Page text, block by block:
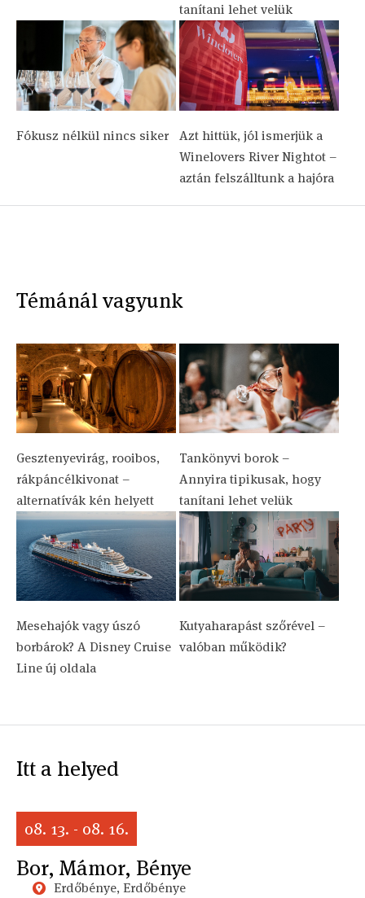
tanítani lehet velük
Fókusz nélkül nincs siker
Azt hittük, jól ismerjük a
Winelovers River Nightot –
aztán felszálltunk a hajóra
Témánál vagyunk
Gesztenyevirág, rooibos,
rákpáncélkivonat –
alternatívák kén helyett
Tankönyvi borok –
Annyira tipikusak, hogy
tanítani lehet velük
Mesehajók vagy úszó
borbárok? A Disney Cruise
Line új oldala
Kutyaharapást szőrével –
valóban működik?
Itt a helyed
08. 13. - 08. 16.
Bor, Mámor, Bénye
Erdőbénye, Erdőbénye